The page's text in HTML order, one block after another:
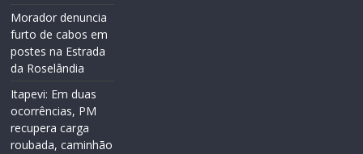
Morador denuncia
furto de cabos em
postes na Estrada
da Roselândia
Itapevi: Em duas
ocorrências, PM
recupera carga
roubada, caminhão